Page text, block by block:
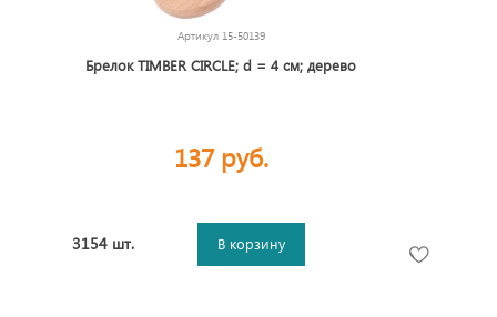
Артикул 15-50139
Брелок TIMBER CIRCLE; d = 4 см; дерево
137 руб.
3154 шт. В корзину